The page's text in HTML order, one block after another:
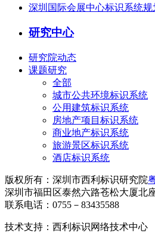
深圳国际会展中心标识系统规
研究中心
研究院动态
课题研究
全部
城市公共环境标识系统
公用建筑标识系统
房地产项目标识系统
商业地产标识系统
旅游景区标识系统
酒店标识系统
版权所有：深圳市西利标识研究院
深圳市福田区泰然六路苍松大厦北
联系电话：0755－83435588
技术支持：西利标识网络技术中心